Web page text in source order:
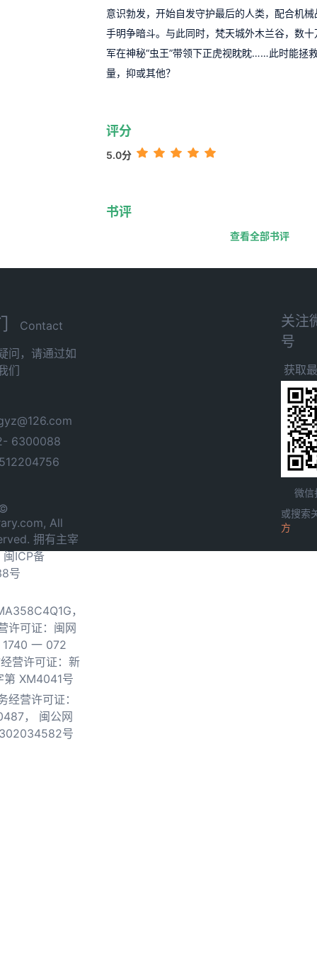
意识勃发，开始自发守护最后的人类，配合机械
手明争暗斗。与此同时，梵天城外木兰谷，数
军在神秘“虫王”带领下正虎视眈眈……此时能拯
量，抑或其他？
评分
5.0分
书评
查看全部书评
Contact
问，请通过如
们
6300088
All
拥有主宰
闽ICP备
号
，
许可证：闽网
一 072
营许可证：新
第 XM4041号
经营许可证：
，
闽公网
号
关注
号
获取
微信
或搜索
方